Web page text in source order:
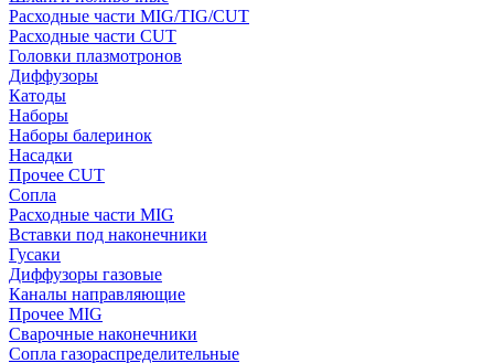
Расходные части MIG/TIG/CUT
Расходные части CUT
Головки плазмотронов
Диффузоры
Катоды
Наборы
Наборы балеринок
Насадки
Прочее CUT
Сопла
Расходные части MIG
Вставки под наконечники
Гусаки
Диффузоры газовые
Каналы направляющие
Прочее MIG
Сварочные наконечники
Сопла газораспределительные